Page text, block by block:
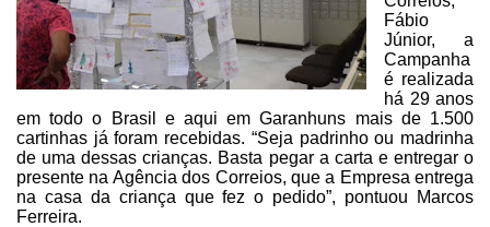
Fábio
Júnior, a
Campanha
é realizada
há 29 anos
em todo o Brasil e aqui em Garanhuns mais de 1.500
cartinhas já foram recebidas. “Seja padrinho ou madrinha
de uma dessas crianças. Basta pegar a carta e entregar o
presente na Agência dos Correios, que a Empresa entrega
na casa da criança quefez o pedido”, pontuou Marcos
Ferreira.